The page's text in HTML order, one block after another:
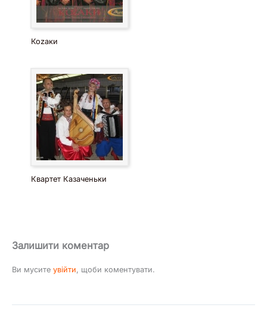
Коzaки
Квартет Казаченьки
Залишити коментар
Ви мусите увійти, щоби коментувати.